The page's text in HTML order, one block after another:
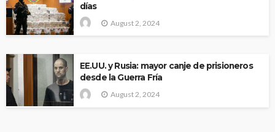
días
August 2, 2024
EE.UU. y Rusia: mayor canje de prisioneros
desde la Guerra Fría
August 2, 2024